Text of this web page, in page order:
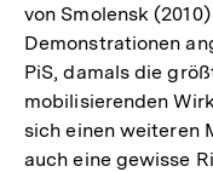
von Smolensk
Demonstrationen
PiS, damals die
mobilisierenden
sich einen weiteren
auch eine gewisse